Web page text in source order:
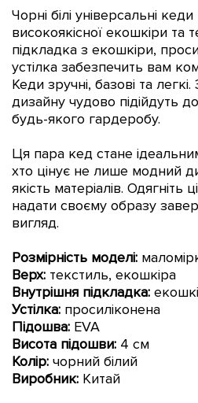
Чорні білі універсальні
високоякісної екошкіри та
підкладка з екошкіри,
устілка забезпечить вам
Кеди зручні, базові та
дизайну чудово підійдуть
будь-якого гардеробу.
Ця пара кед стане
хто цінує не лише модний
якість матеріалів. Одягніть
надати своєму образу
вигляд.
Розмірність моделі:
Верх: текстиль, екошкіра
Внутрішня підкладка:
Устілка: просиліконена
Підошва: EVA
Висота підошви: 4 см
Колір: чорний білий
Виробник: Китай